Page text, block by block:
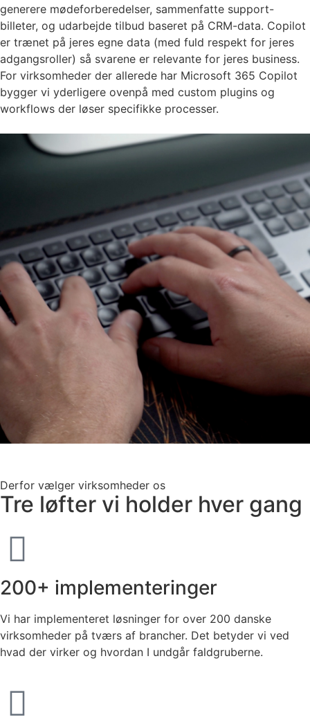
generere mødeforberedelser, sammenfatte support-
billeter, og udarbejde tilbud baseret på CRM-data. Copilot
er trænet på jeres egne data (med fuld respekt for jeres
adgangsroller) så svarene er relevante for jeres business.
For virksomheder der allerede har Microsoft 365 Copilot
bygger vi yderligere ovenpå med custom plugins og
workflows der løser specifikke processer.
Derfor vælger virksomheder os
Tre løfter vi holder hver gang
200+ implementeringer
Vi har implementeret løsninger for over 200 danske
virksomheder på tværs af brancher. Det betyder vi ved
hvad der virker og hvordan I undgår faldgruberne.